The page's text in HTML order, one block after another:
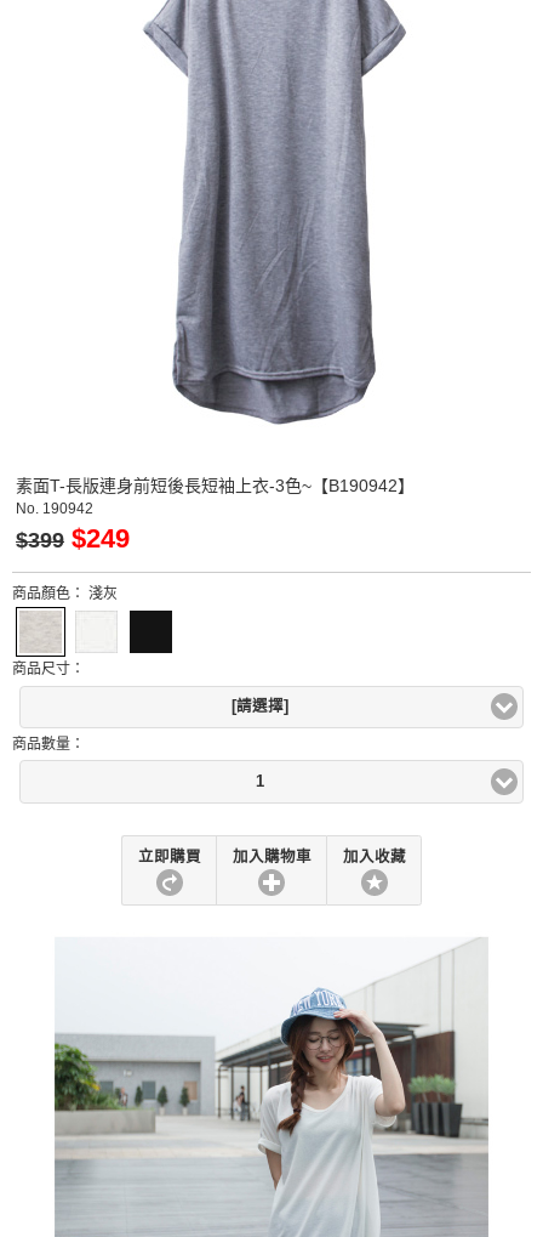
素面T-長版連身前短後長短袖上衣-3色~【B190942】
No. 190942
$399 $249
商品顏色： 淺灰
商品尺寸：
[請選擇]
商品數量：
1
立即購買 加入購物車 加入收藏